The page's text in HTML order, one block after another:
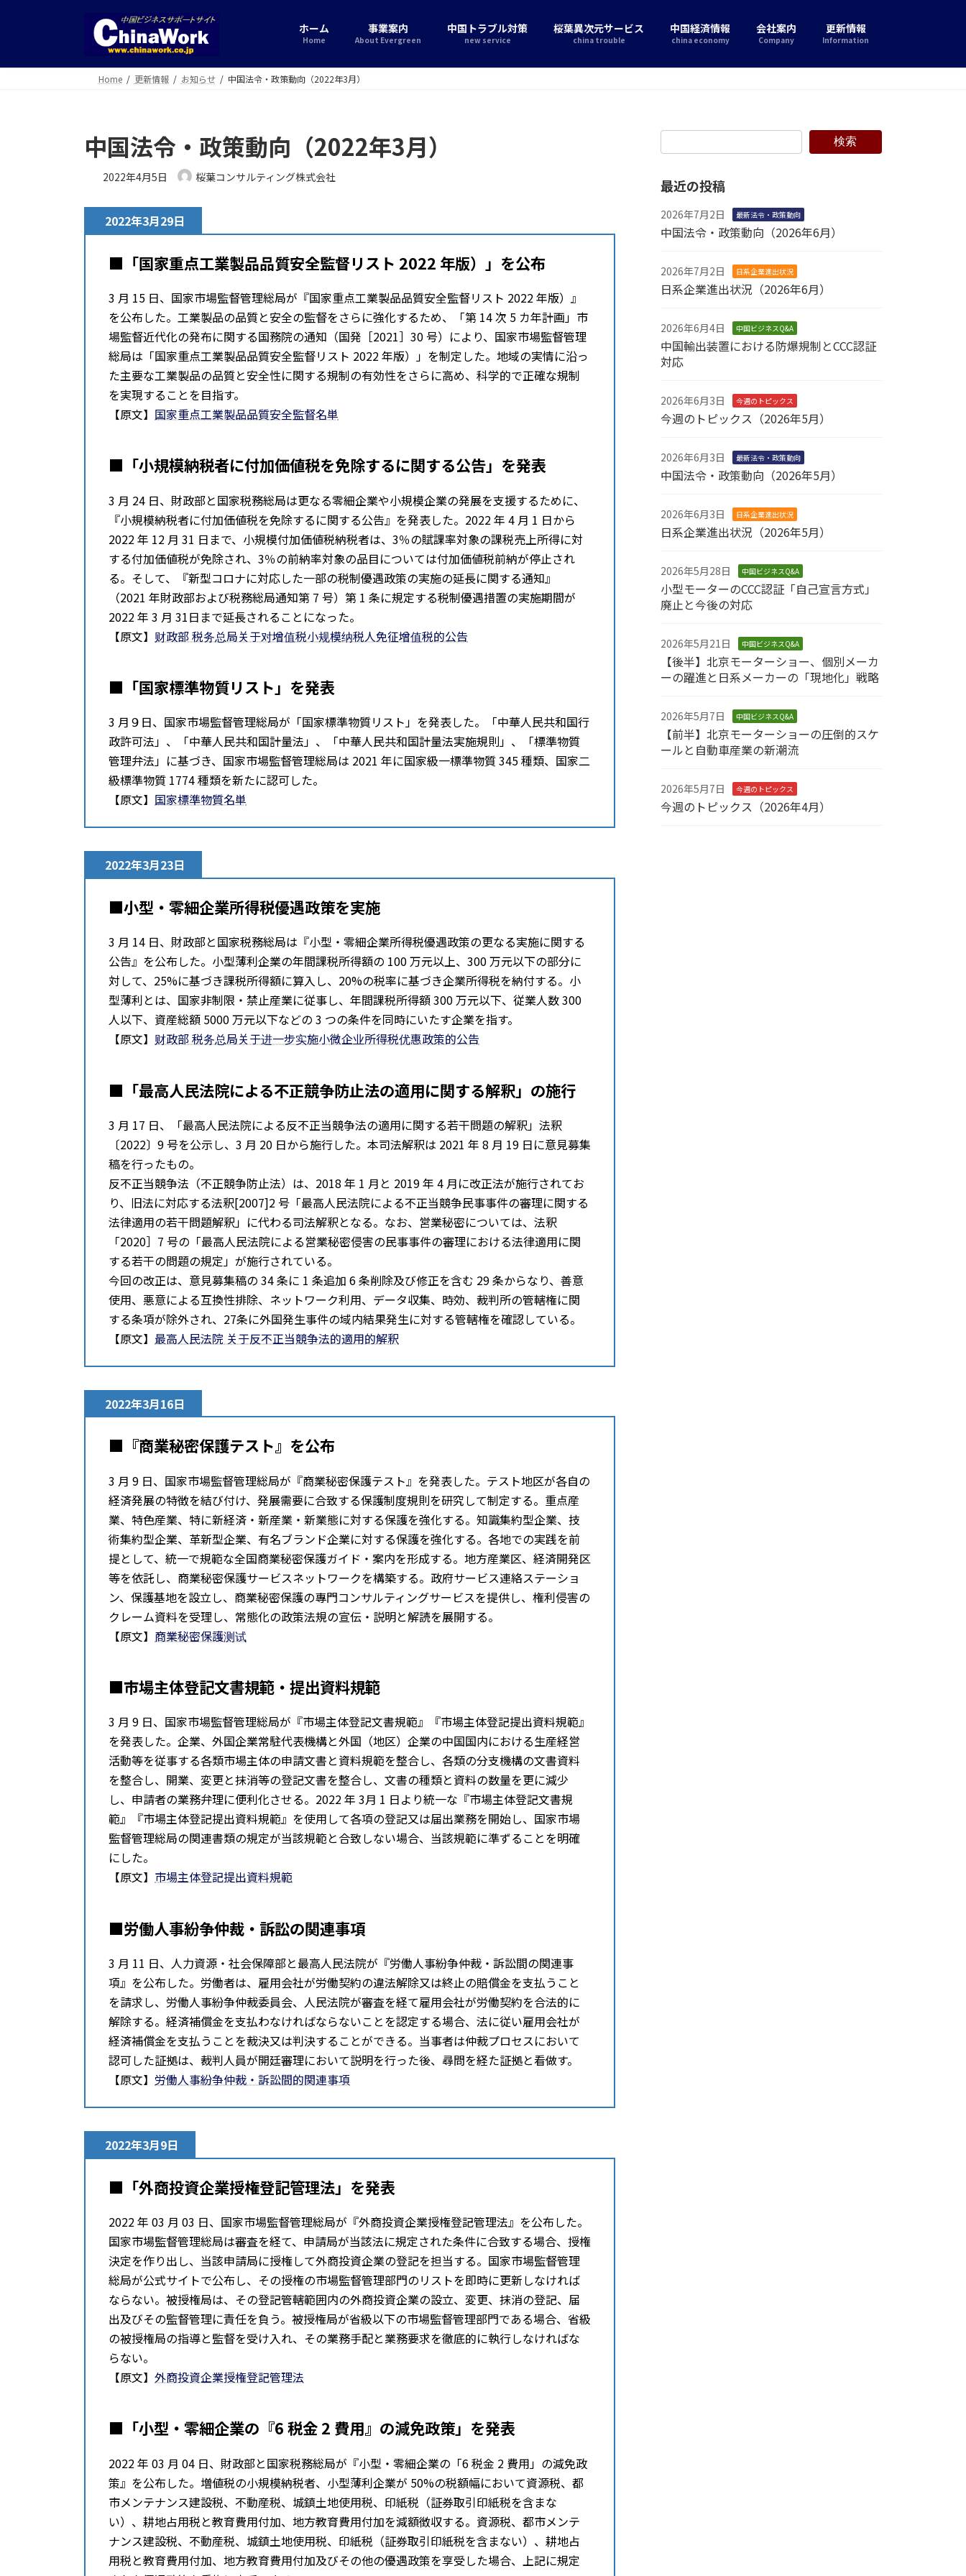
ホーム
Home
事業案内
About Evergreen
中国トラブル対策
new service
桜葉異次元サービス
china trouble
中国経済情報
china economy
会社案内
Company
更新情報
Information
Home 更新情報 お知らせ 中国法令・政策動向（2022年3月）
中国法令・政策動向（2022年3月）
2022年4月5日 桜葉コンサルティング株式会社
2022年3月29日
■「国家重点工業製品品質安全監督リスト 2022 年版）」を公布
3 月 15 ⽇、国家市場監督管理総局が『国家重点工業製品品質安全監督リスト 2022 年版）』
を公布した。工業製品の品質と安全の監督をさらに強化するため、「第 14 次 5 カ年計画」市
場監督近代化の発布に関する国務院の通知（国発［2021］30 号）により、国家市場監督管理
総局は「国家重点工業製品品質安全監督リスト 2022 年版）」を制定した。地域の実情に沿っ
た主要な工業製品の品質と安全性に関する規制の有効性をさらに⾼め、科学的で正確な規制
を実現することを目指す。
【原文】 国家重点工業製品品質安全監督名単
■「小規模納税者に付加価値税を免除するに関する公告」を発表
3 月 24 ⽇、財政部と国家税務総局は更なる零細企業や⼩規模企業の発展を⽀援するために、
『⼩規模納税者に付加価値税を免除するに関する公告』を発表した。2022 年 4 月 1 ⽇から
2022 年 12 月 31 ⽇まで、⼩規模付加価値税納税者は、3％の賦課率対象の課税売上所得に対
する付加価値税が免除され、3％の前納率対象の品目については付加価値税前納が停⽌され
る。そして、『新型コロナに対応した一部の税制優遇政策の実施の延⻑に関する通知』
（2021 年財政部および税務総局通知第 7 号）第 1 条に規定する税制優遇措置の実施期間が
2022 年 3 月 31⽇まで延⻑されることになった。
【原文】 财政部 税务总局关于对增值税小规模纳税人免征增值税的公告
■「国家標準物質リスト」を発表
3 月９⽇、国家市場監督管理総局が「国家標準物質リスト」を発表した。「中華⼈⺠共和国⾏
政許可法」、「中華⼈⺠共和国計量法」、「中華⼈⺠共和国計量法実施規則」、「標準物質
管理弁法」に基づき、国家市場監督管理総局は 2021 年に国家級一標準物質 345 種類、国家二
級標準物質 1774 種類を新たに認可した。
【原文】 国家標準物質名単
2022年3月23日
■小型・零細企業所得税優遇政策を実施
3 月 14 日、財政部と国家税務総局は『小型・零細企業所得税優遇政策の更なる実施に関する
公告』を公布した。小型薄利企業の年間課税所得額の 100 万元以上、300 万元以下の部分に
対して、25%に基づき課税所得額に算入し、20%の税率に基づき企業所得税を納付する。小
型薄利とは、国家非制限・禁止産業に従事し、年間課税所得額 300 万元以下、従業人数 300
人以下、資産総額 5000 万元以下などの 3 つの条件を同時にいたす企業を指す。
【原文】 财政部 税务总局关于进一步实施小微企业所得税优惠政策的公告
■「最⾼⼈⺠法院による不正競争防⽌法の適用に関する解釈」の施⾏
3 月 17 日、「最高人⺠法院による反不正当競争法の適用に関する若⼲問題の解釈」法釈
〔2022〕9 号を公示し、3 月 20 日から施行した。本司法解釈は 2021 年 8 月 19 日に意見募集
稿を行ったもの。
反不正当競争法（不正競争防止法）は、2018 年 1 月と 2019 年 4 月に改正法が施行されてお
り、旧法に対応する法釈[2007]2 号「最高人⺠法院による不正当競争⺠事事件の審理に関する
法律適用の若⼲問題解釈」に代わる司法解釈となる。なお、営業秘密については、法釈
「2020］7 号の「最高人⺠法院による営業秘密侵害の⺠事事件の審理における法律適用に関
する若⼲の問題の規定」が施行されている。
今回の改正は、意見募集稿の 34 条に 1 条追加 6 条削除及び修正を含む 29 条からなり、善意
使用、悪意による互換性排除、ネットワーク利用、データ収集、時効、裁判所の管轄権に関
する条項が除外され、27条に外国発生事件の域内結果発生に対する管轄権を確認している。
【原文】 最高人⺠法院 关于反不正当競争法的適用的解釈
2022年3月16日
■『商業秘密保護テスト』を公布
3 ⽉ 9 日、国家市場監督管理総局が『商業秘密保護テスト』を発表した。テスト地区が各自の
経済発展の特徴を結び付け、発展需要に合致する保護制度規則を研究して制定する。重点産
業、特色産業、特に新経済・新産業・新業態に対する保護を強化する。知識集約型企業、技
術集約型企業、革新型企業、有名ブランド企業に対する保護を強化する。各地での実践を前
提として、統一で規範な全国商業秘密保護ガイド・案内を形成する。地方産業区、経済開発区
等を依託し、商業秘密保護サービスネットワークを構築する。政府サービス連絡ステーショ
ン、保護基地を設立し、商業秘密保護の專門コンサルティングサービスを提供し、権利侵害の
クレーム資料を受理し、常態化の政策法規の宣伝・説明と解読を展開する。
【原文】 商業秘密保護测试
■市場主体登記文書規範・提出資料規範
3 ⽉ 9 日、国家市場監督管理総局が『市場主体登記文書規範』『市場主体登記提出資料規範』
を発表した。企業、外国企業常駐代表機構と外国（地区）企業の中国国内における生産経営
活動等を従事する各類市場主体の申請文書と資料規範を整合し、各類の分支機構の文書資料
を整合し、開業、変更と抹消等の登記文書を整合し、文書の種類と資料の数量を更に減少
し、申請者の業務弁理に便利化させる。2022 年 3⽉ 1 日より統一な『市場主体登記文書規
範』『市場主体登記提出資料規範』を使用して各項の登記又は届出業務を開始し、国家市場
監督管理総局の関連書類の規定が当該規範と合致しない場合、当該規範に準ずることを明確
にした。
【原文】 市場主体登記提出資料規範
■労働人事紛争仲裁・訴訟の関連事項
3 ⽉ 11 日、⼈⼒資源・社会保障部と最⾼⼈⺠法院が『労働⼈事紛争仲裁・訴訟間の関連事
項』を公布した。労働者は、雇用会社が労働契約の違法解除又は終止の賠償金を支払うこと
を請求し、労働⼈事紛争仲裁委員会、⼈⺠法院が審査を経て雇用会社が労働契約を合法的に
解除する。経済補償金を支払わなければならないことを認定する場合、法に従い雇用会社が
経済補償金を支払うことを裁決又は判決することができる。当事者は仲裁プロセスにおいて
認可した証拠は、裁判⼈員が開廷審理において説明を行った後、尋問を経た証拠と看做す。
【原文】 労働⼈事紛争仲裁・訴訟間的関連事項
2022年3月9日
■「外商投資企業授権登記管理法」を発表
2022 年 03 月 03 日、国家市場監督管理総局が『外商投資企業授権登記管理法』を公布した。
国家市場監督管理総局は審査を経て、申請局が当該法に規定された条件に合致する場合、授権
決定を作り出し、当該申請局に授権して外商投資企業の登記を担当する。国家市場監督管理
総局が公式サイトで公布し、その授権の市場監督管理部門のリストを即時に更新しなければ
ならない。被授権局は、その登記管轄範囲内の外商投資企業の設立、変更、抹消の登記、届
出及びその監督管理に責任を負う。被授権局が省級以下の市場監督管理部門である場合、省級
の被授権局の指導と監督を受け入れ、その業務⼿配と業務要求を徹底的に執行しなければな
らない。
【原文】 外商投資企業授権登記管理法
■「小型・零細企業の『6 税金 2 費用』の減免政策」を発表
2022 年 03 月 04 日、財政部と国家税務総局が『小型・零細企業の「6 税金 2 費用」の減免政
策』を公布した。増値税の小規模納税者、小型薄利企業が 50%の税額幅において資源税、都
市メンテナンス建設税、不動産税、城鎮土地使用税、印紙税（証券取引印紙税を含まな
い）、耕地占用税と教育費用付加、地方教育費用付加を減額徴収する。資源税、都市メンテ
ナンス建設税、不動産税、城鎮土地使用税、印紙税（証券取引印紙税を含まない）、耕地占
用税と教育費用付加、地方教育費用付加及びその他の優遇政策を享受した場合、上記に規定
検索
最近の投稿
2026年7月2日 最新法令・政策動向
中国法令・政策動向（2026年6月）
2026年7月2日 日系企業進出状況
日系企業進出状況（2026年6月）
2026年6月4日 中国ビジネスQ&A
中国輸出装置における防爆規制とCCC認証
対応
2026年6月3日 今週のトピックス
今週のトピックス（2026年5月）
2026年6月3日 最新法令・政策動向
中国法令・政策動向（2026年5月）
2026年6月3日 日系企業進出状況
日系企業進出状況（2026年5月）
2026年5月28日 中国ビジネスQ&A
小型モーターのCCC認証「自己宣言方式」
廃止と今後の対応
2026年5月21日 中国ビジネスQ&A
【後半】北京モーターショー、個別メーカ
ーの躍進と日系メーカーの「現地化」戦略
2026年5月7日 中国ビジネスQ&A
【前半】北京モーターショーの圧倒的スケ
ールと自動車産業の新潮流
2026年5月7日 今週のトピックス
今週のトピックス（2026年4月）